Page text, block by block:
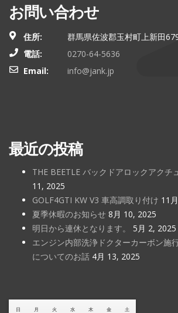
お問い合わせ
住所:
群馬県佐波郡玉村町上新田
電話:
0270-64-5636
Email:
info@jank.jp
最近の投稿
THE BEETLE バックドアロックアクチ
11, 2025
GOLF4GTI KW V3 車高調取り付け 11
夏季休暇のお知らせ 8月 10, 2025
明日から連休となります。
5月 2, 2025
エンジン内部洗浄ドクターカーボン施
についてのお話 4月 13, 2025
日 月 火 水 木 金 土